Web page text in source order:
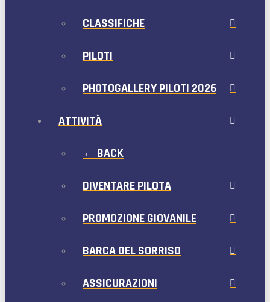
CLASSIFICHE
PILOTI
PHOTOGALLERY PILOTI 2026
ATTIVITÀ
← BACK
DIVENTARE PILOTA
PROMOZIONE GIOVANILE
BARCA DEL SORRISO
ASSICURAZIONI